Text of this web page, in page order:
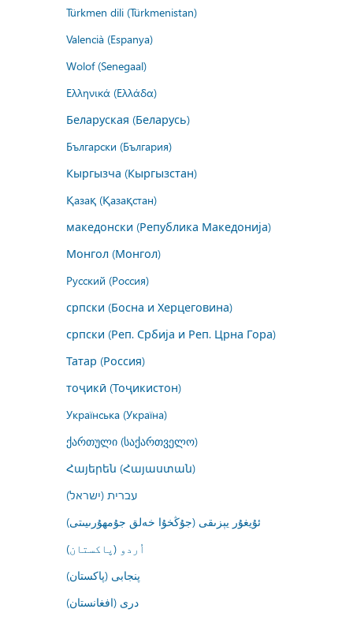
Türkmen dili (Türkmenistan)
Valencià (Espanya)
Wolof (Senegaal)
Ελληνικά (Ελλάδα)
Беларуская (Беларусь)
Български (България)
Кыргызча (Кыргызстан)
Қазақ (Қазақстан)
македонски (Република Македонија)
Монгол (Монгол)
Русский (Россия)
српски (Босна и Херцеговина)
српски (Реп. Србија и Реп. Црна Гора)
Татар (Россия)
тоҷикӣ (Тоҷикистон)
Українська (Україна)
ქართული (საქართველო)
Հայերեն (Հայաստան)
עברית (ישראל)
ئۇيغۇر يېزىقى (جۇڭخۇا خەلق جۇمھۇرىيىتى)
اُردو (پاکستان)
پنجابی (پاکستان)
درى (افغانستان)